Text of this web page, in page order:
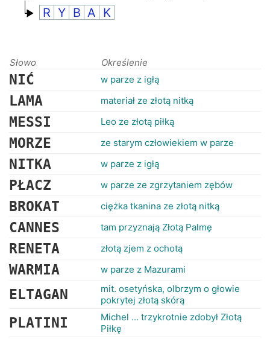
R Y B A K
Słowo Określenie
NIĆ w parze z igłą
LAMA materiał ze złotą nitką
MESSI Leo ze złotą piłką
MORZE ze starym człowiekiem w parze
NITKA w parze z igłą
PŁACZ w parze ze zgrzytaniem zębów
BROKAT ciężka tkanina ze złotą nitką
CANNES tam przyznają Złotą Palmę
RENETA złotą zjem z ochotą
WARMIA w parze z Mazurami
ELTAGAN
mit. osetyńska, olbrzym o głowie
pokrytej złotą skórą
PLATINI
Michel ... trzykrotnie zdobył Złotą
Piłkę